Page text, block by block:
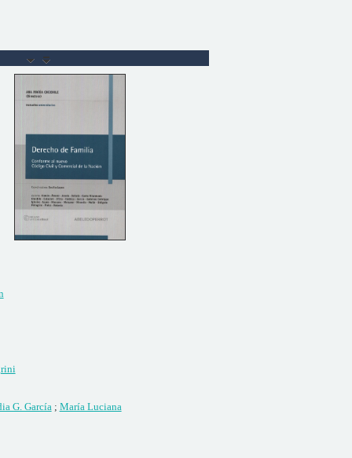
G. García ; María Luciana